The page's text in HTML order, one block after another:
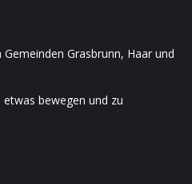
Grasbrunn, Haar und
bewegen und zu